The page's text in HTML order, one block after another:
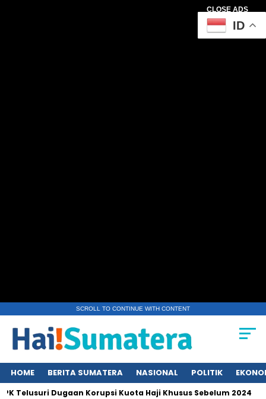
CLOSE ADS
SCROLL TO CONTINUE WITH CONTENT
HOME BERITA SUMATERA NASIONAL POLITIK
Dugaan Korupsi Kuota Haji Khusus Sebelum 2024
ID